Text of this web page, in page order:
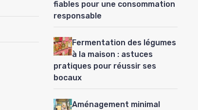
fiables pour une consommation
responsable
Fermentation des légumes
à la maison : astuces
pratiques pour réussir ses
bocaux
Aménagement minimal